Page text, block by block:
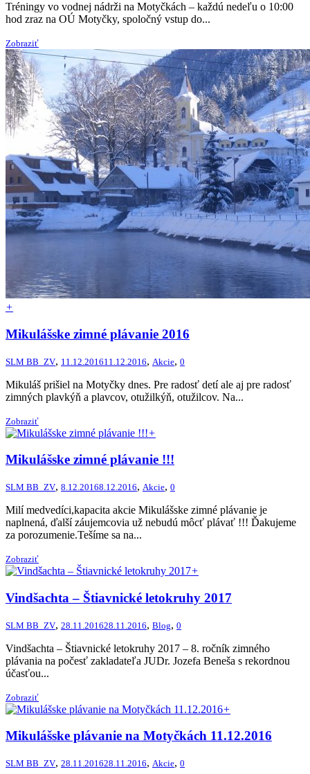
Tréningy vo vodnej nádrži na Motyčkách – každú nedeľu o 10:00
hod zraz na OÚ Motyčky, spoločný vstup do...
Zobraziť
+
Mikulášske zimné plávanie 2016
SLM BB_ZV, 11.12.201611.12.2016, Akcie, 0
Mikuláš prišiel na Motyčky dnes. Pre radosť detí ale aj pre radosť
zimných plavkýň a plavcov, otužilkýň, otužilcov. Na...
Zobraziť
+
Mikulášske zimné plávanie !!!
SLM BB_ZV, 8.12.20168.12.2016, Akcie, 0
Milí medvedíci,kapacita akcie Mikulášske zimné plávanie je
naplnená, ďalší záujemcovia už nebudú môcť plávať !!! Ďakujeme
za porozumenie.Tešíme sa na...
Zobraziť
+
Vindšachta – Štiavnické letokruhy 2017
SLM BB_ZV, 28.11.201628.11.2016, Blog, 0
Vindšachta – Štiavnické letokruhy 2017 – 8. ročník zimného
plávania na počesť zakladateľa JUDr. Jozefa Beneša s rekordnou
účasťou...
Zobraziť
+
Mikulášske plávanie na Motyčkách 11.12.2016
SLM BB_ZV, 28.11.201628.11.2016, Akcie, 0